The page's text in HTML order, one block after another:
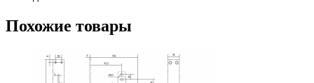
Похожие товары